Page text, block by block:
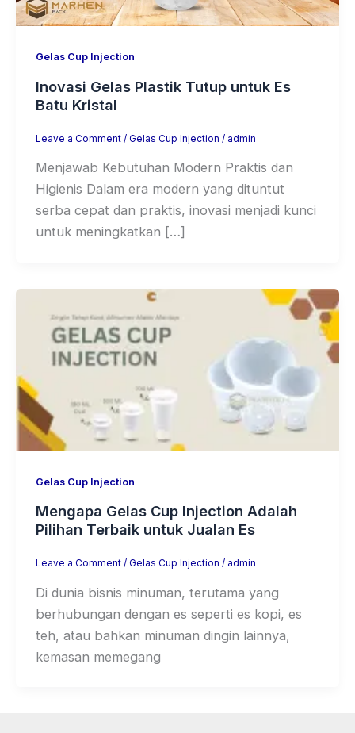
Gelas Cup Injection
Inovasi Gelas Plastik Tutup untuk Es
Batu Kristal
Leave a Comment / Gelas Cup Injection / admin
Menjawab Kebutuhan Modern Praktis dan
Higienis Dalam era modern yang dituntut
serba cepat dan praktis, inovasi menjadi kunci
untuk meningkatkan […]
Gelas Cup Injection
Mengapa Gelas Cup Injection Adalah
Pilihan Terbaik untuk Jualan Es
Leave a Comment / Gelas Cup Injection / admin
Di dunia bisnis minuman, terutama yang
berhubungan dengan es seperti es kopi, es
teh, atau bahkan minuman dingin lainnya,
kemasan memegang